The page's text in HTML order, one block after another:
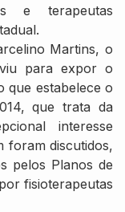
e terapeutas
Martins, o
para expor o
que estabelece o
que trata da
interesse
foram discutidos,
pelos Planos de
fisioterapeutas